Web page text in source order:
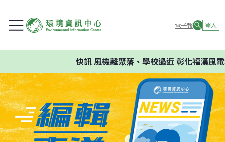
電子報 登入
快訊風機離聚落、學校過近 彰化福漢風電